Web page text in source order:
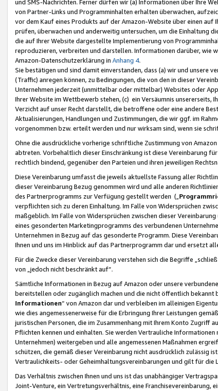
und SMS-Nachrichten. Ferner dürfen wir (a) Informationen über Ihre
von Partner-Links und Programminhalten erhalten überwachen,
vor dem Kauf eines Produkts auf der Amazon-Website über einen
prüfen, überwachen und anderweitig untersuchen, um die Einhaltung
die auf Ihrer Website dargestellte Implementierung von
reproduzieren, verbreiten und darstellen. Informationen darüber, wie
Amazon-Datenschutzerklärung in Anhang 4.
Sie bestätigen und sind damit einverstanden, dass (a) wir und
(Traffic) anregen können, zu Bedingungen, die von den in dieser
Unternehmen jederzeit (unmittelbar oder mittelbar) Websites oder
Ihrer Website im Wettbewerb stehen, (c) ein Versäumnis unsererseits,
Verzicht auf unser Recht darstellt, die betroffene oder eine andere
Aktualisierungen, Handlungen und Zustimmungen, die wir ggf. im
vorgenommen bzw. erteilt werden und nur wirksam sind, wenn sie
Ohne die ausdrückliche vorherige schriftliche Zustimmung von
abtreten. Vorbehaltlich dieser Einschränkung ist diese Vereinbarung
rechtlich bindend, gegenüber den Parteien und ihren jeweiligen
Diese Vereinbarung umfasst die jeweils aktuellste Fassung aller
dieser Vereinbarung Bezug genommen wird und alle anderen
des Partnerprogramms zur Verfügung gestellt werden („
verpflichten sich zu deren Einhaltung. Im Falle von Widersprüchen
maßgeblich. Im Falle von Widersprüchen zwischen dieser
eines gesonderten Marketingprogramms des verbundenen
Unternehmen in Bezug auf das gesonderte Programm. Diese
Ihnen und uns im Hinblick auf das Partnerprogramm dar und ersetzt
Für die Zwecke dieser Vereinbarung verstehen sich die Begriffe
von „jedoch nicht beschränkt auf“.
Sämtliche Informationen in Bezug auf Amazon oder unsere
bereitstellen oder zugänglich machen und die nicht öffentlich
Informationen“ von Amazon dar und verbleiben im alleinigen
wie dies angemessenerweise für die Erbringung Ihrer Leistungen
juristischen Personen, die im Zusammenhang mit Ihrem Konto
Pflichten kennen und einhalten. Sie werden Vertrauliche
Unternehmen) weitergeben und alle angemessenen Maßnahmen
schützen, die gemäß dieser Vereinbarung nicht ausdrücklich zulässig
Vertraulichkeits- oder Geheimhaltungsvereinbarungen und gilt für die
Das Verhältnis zwischen Ihnen und uns ist das unabhängiger
Joint-Venture, ein Vertretungsverhältnis, eine Franchisevereinbarung,